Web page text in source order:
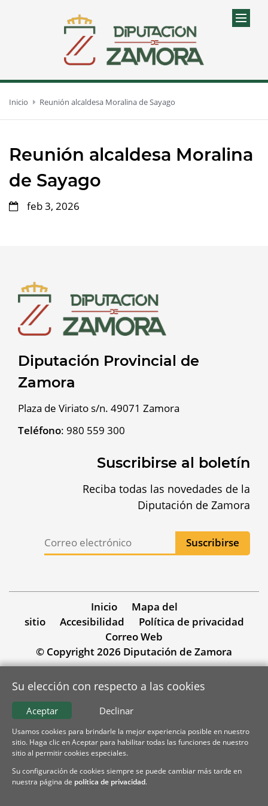
Inicio Reunión alcaldesa Moralina de Sayago
Reunión alcaldesa Moralina
de Sayago
feb 3, 2026
Diputación Provincial de
Zamora
Plaza de Viriato s/n. 49071 Zamora
Teléfono: 980 559 300
Suscribirse al boletín
Reciba todas las novedades de la
Diputación de Zamora
Inicio
Mapa del
sitio
Accesibilidad
Política de privacidad
Correo Web
© Copyright 2026 Diputación de Zamora
Su elección con respecto a las cookies
Declinar
Aceptar
Usamos cookies para brindarle la mejor experiencia posible en nuestro
sitio. Haga clic en Aceptar para habilitar todas las funciones de nuestro
sitio al permitir cookies especiales.
Su configuración de cookies siempre se puede cambiar más tarde en
nuestra página de política de privacidad.